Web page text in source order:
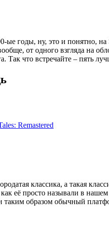
ые годы, ну, это и понятно,
от одного взгляда на
Так что встречайте – пять
Remastered
классика, а такая
её просто называли в
таким образом обычный